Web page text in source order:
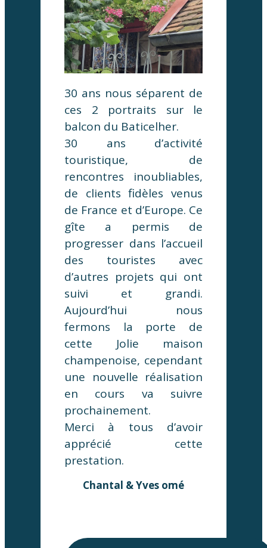
30 ans nous séparent de
ces 2 portraits sur le
balcon du Baticelher.
30 ans d’activité
touristique, de
rencontres inoubliables,
de clients fidèles venus
de France et d’Europe. Ce
gîte a permis de
progresser dans l’accueil
des touristes avec
d’autres projets qui ont
suivi et grandi.
Aujourd’hui nous
fermons la porte de
cette Jolie maison
champenoise, cependant
une nouvelle réalisation
en cours va suivre
prochainement.
Merci à tous d’avoir
apprécié cette
prestation.
Chantal & Yves omé